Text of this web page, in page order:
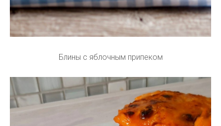
Блины с яблочным припеком